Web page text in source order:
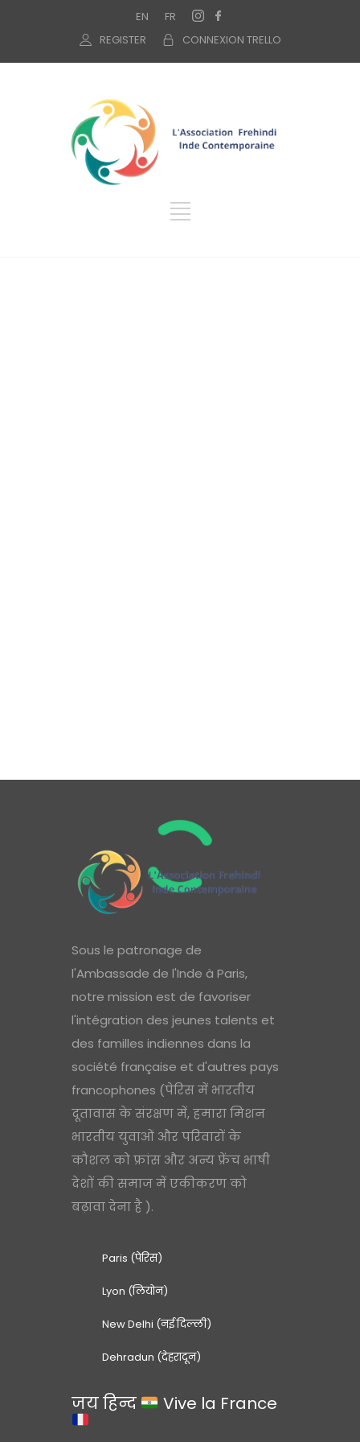
EN
FR
CONNEXION TRELLO
REGISTER
Sous le patronage de
l'Ambassade de l'Inde à Paris,
notre mission est de favoriser
l'intégration des jeunes talents et
des familles indiennes dans la
société française et d'autres pays
francophones (पेरिस में भारतीय
दूतावास के संरक्षण में, हमारा मिशन
भारतीय युवाओं और परिवारों के
कौशल को फ्रांस और अन्य फ्रेंच भाषी
देशों की समाज में एकीकरण को
बढ़ावा देना है ).
Paris (पेरिस)
Lyon (लियोन)
New Delhi (नई दिल्ली)
Dehradun (देहरादून)
जय हिन्द Vive la France